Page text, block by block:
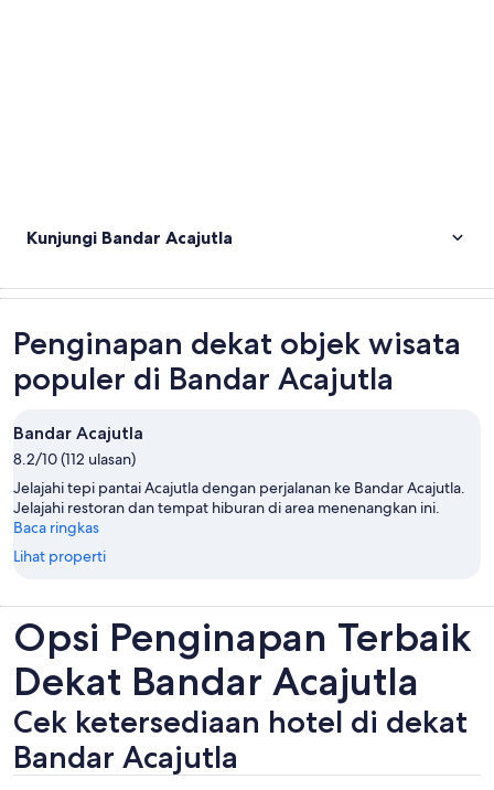
Kunjungi Bandar Acajutla
Penginapan dekat objek wisata
populer di Bandar Acajutla
Bandar Acajutla
8.2/10 (112 ulasan)
Jelajahi tepi pantai Acajutla dengan perjalanan ke Bandar Acajutla.
Jelajahi restoran dan tempat hiburan di area menenangkan ini.
Baca ringkas
Lihat properti
Opsi Penginapan Terbaik
Dekat Bandar Acajutla
Cek ketersediaan hotel di dekat
Bandar Acajutla